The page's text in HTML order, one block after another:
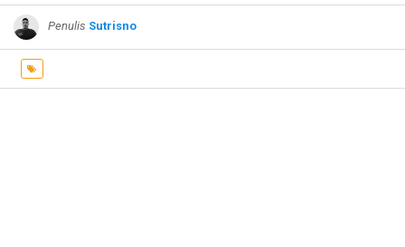
Penulis Sutrisno